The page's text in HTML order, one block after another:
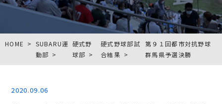
HOME
SUBARU運
動部
硬式野
球部
硬式野球部試
合結果
第９１回都市対抗野球
群馬県予選決勝
2020.09.06